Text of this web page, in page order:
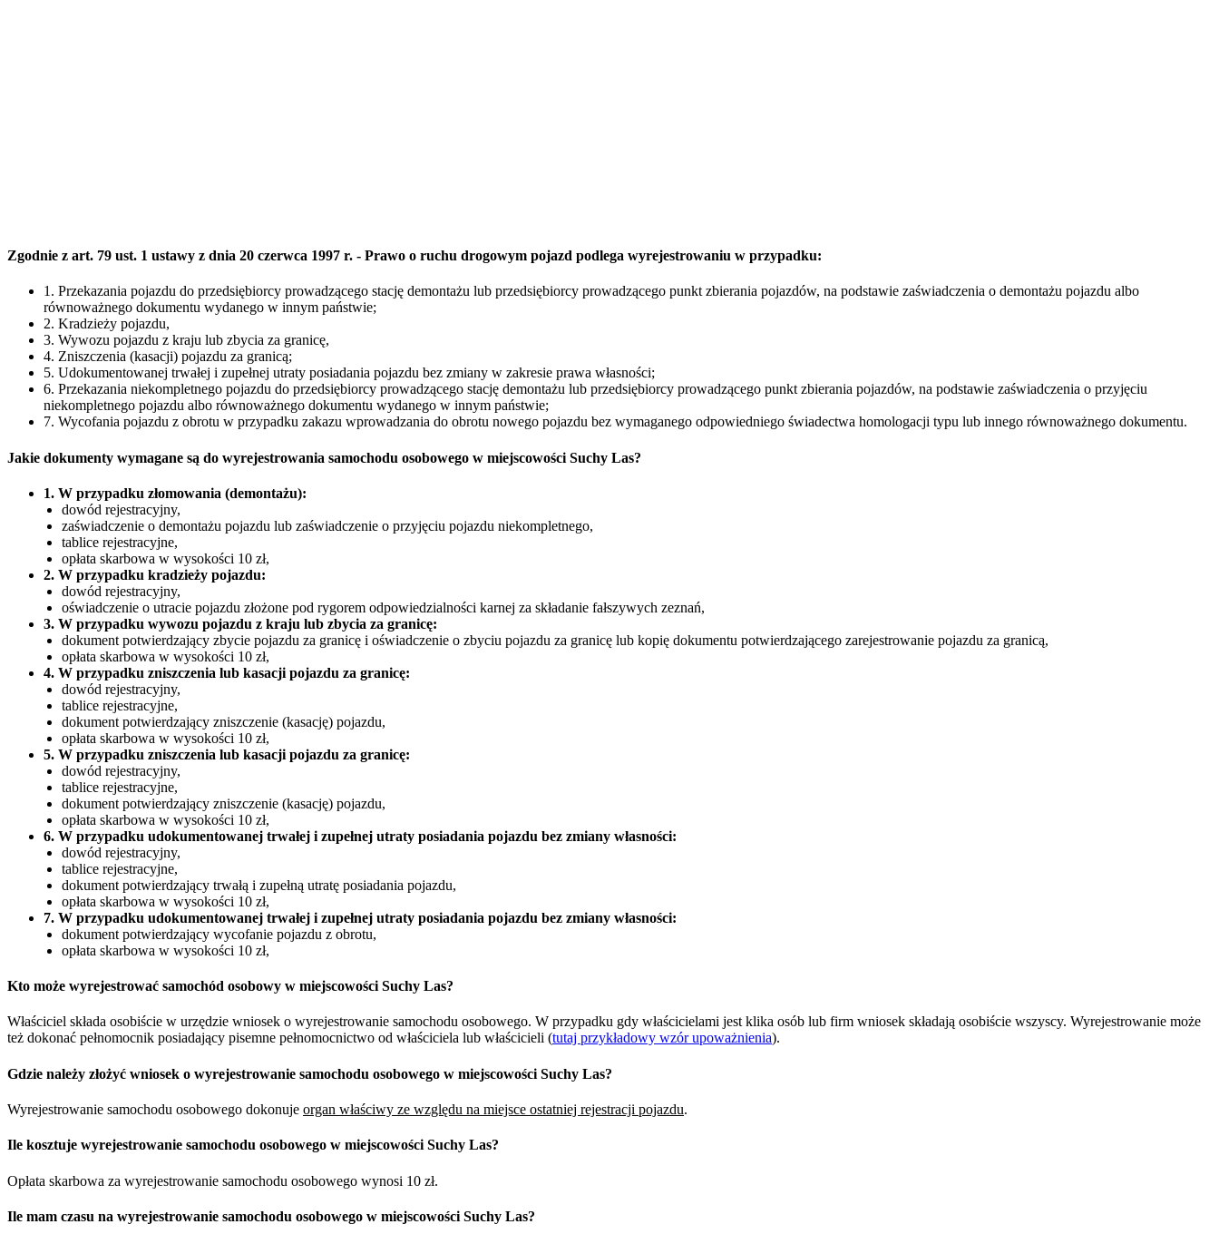
Zgodnie z art. 79 ust. 1 ustawy z dnia 20 czerwca 1997 r. - Prawo o ruchu drogowym pojazd podlega wyrejestrowaniu w przypadku:
1. Przekazania pojazdu do przedsiębiorcy prowadzącego stację demontażu lub przedsiębiorcy prowadzącego punkt zbierania pojazdów, na podstawie zaświadczenia o demontażu pojazdu albo
równoważnego dokumentu wydanego w innym państwie;
2. Kradzieży pojazdu,
3. Wywozu pojazdu z kraju lub zbycia za granicę,
4. Zniszczenia (kasacji) pojazdu za granicą;
5. Udokumentowanej trwałej i zupełnej utraty posiadania pojazdu bez zmiany w zakresie prawa własności;
6. Przekazania niekompletnego pojazdu do przedsiębiorcy prowadzącego stację demontażu lub przedsiębiorcy prowadzącego punkt zbierania pojazdów, na podstawie zaświadczenia o przyjęciu
niekompletnego pojazdu albo równoważnego dokumentu wydanego w innym państwie;
7. Wycofania pojazdu z obrotu w przypadku zakazu wprowadzania do obrotu nowego pojazdu bez wymaganego odpowiedniego świadectwa homologacji typu lub innego równoważnego dokumentu.
Jakie dokumenty wymagane są do wyrejestrowania samochodu osobowego w miejscowości Suchy Las?
1. W przypadku złomowania (demontażu):
dowód rejestracyjny,
zaświadczenie o demontażu pojazdu lub zaświadczenie o przyjęciu pojazdu niekompletnego,
tablice rejestracyjne,
opłata skarbowa w wysokości 10 zł,
2. W przypadku kradzieży pojazdu:
dowód rejestracyjny,
oświadczenie o utracie pojazdu złożone pod rygorem odpowiedzialności karnej za składanie fałszywych zeznań,
3. W przypadku wywozu pojazdu z kraju lub zbycia za granicę:
dokument potwierdzający zbycie pojazdu za granicę i oświadczenie o zbyciu pojazdu za granicę lub kopię dokumentu potwierdzającego zarejestrowanie pojazdu za granicą,
opłata skarbowa w wysokości 10 zł,
4. W przypadku zniszczenia lub kasacji pojazdu za granicę:
dowód rejestracyjny,
tablice rejestracyjne,
dokument potwierdzający zniszczenie (kasację) pojazdu,
opłata skarbowa w wysokości 10 zł,
5. W przypadku zniszczenia lub kasacji pojazdu za granicę:
dowód rejestracyjny,
tablice rejestracyjne,
dokument potwierdzający zniszczenie (kasację) pojazdu,
opłata skarbowa w wysokości 10 zł,
6. W przypadku udokumentowanej trwałej i zupełnej utraty posiadania pojazdu bez zmiany własności:
dowód rejestracyjny,
tablice rejestracyjne,
dokument potwierdzający trwałą i zupełną utratę posiadania pojazdu,
opłata skarbowa w wysokości 10 zł,
7. W przypadku udokumentowanej trwałej i zupełnej utraty posiadania pojazdu bez zmiany własności:
dokument potwierdzający wycofanie pojazdu z obrotu,
opłata skarbowa w wysokości 10 zł,
Kto może wyrejestrować samochód osobowy w miejscowości Suchy Las?
Właściciel składa osobiście w urzędzie wniosek o wyrejestrowanie samochodu osobowego. W przypadku gdy właścicielami jest klika osób lub firm wniosek składają osobiście wszyscy. Wyrejestrowanie może
też dokonać pełnomocnik posiadający pisemne pełnomocnictwo od właściciela lub właścicieli (tutaj przykładowy wzór upoważnienia).
Gdzie należy złożyć wniosek o wyrejestrowanie samochodu osobowego w miejscowości Suchy Las?
Wyrejestrowanie samochodu osobowego dokonuje organ właściwy ze względu na miejsce ostatniej rejestracji pojazdu.
Ile kosztuje wyrejestrowanie samochodu osobowego w miejscowości Suchy Las?
Opłata skarbowa za wyrejestrowanie samochodu osobowego wynosi 10 zł.
Ile mam czasu na wyrejestrowanie samochodu osobowego w miejscowości Suchy Las?